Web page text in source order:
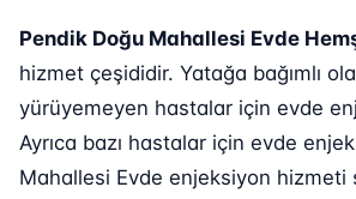
Pendik Doğu Mahallesi Evde
hizmet çeşididir. Yatağa bağımlı
yürüyemeyen hastalar için evde
Ayrıca bazı hastalar için evde
Mahallesi Evde enjeksiyon